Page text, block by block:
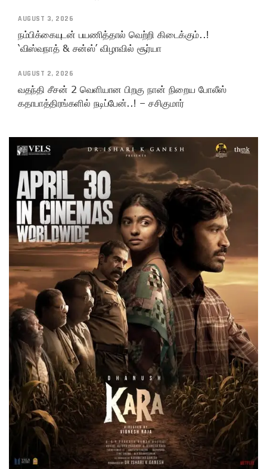
AUGUST 3, 2026
நம்பிக்கையுடன் பயணித்தால் வெற்றி கிடைக்கும்..!
‘விஸ்வநாத் & சன்ஸ்’ விழாவில் சூர்யா
AUGUST 2, 2026
வதந்தி சீசன் 2 வெளியான பிறகு நான் நிறைய போலீஸ்
கதாபாத்திரங்களில் நடிப்பேன்..! – சசிகுமார்